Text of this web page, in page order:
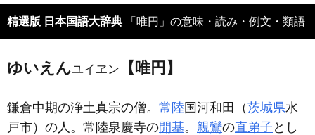
精選版 日本国語大辞典 「唯円」の意味・読み・例文・類語
ゆいえんユイヱン 【唯円】
鎌倉中期の浄土真宗の僧。 常陸 国河和田（茨城県水
戸市）の人。常陸泉慶寺の開基。 親鸞の直弟子 とし